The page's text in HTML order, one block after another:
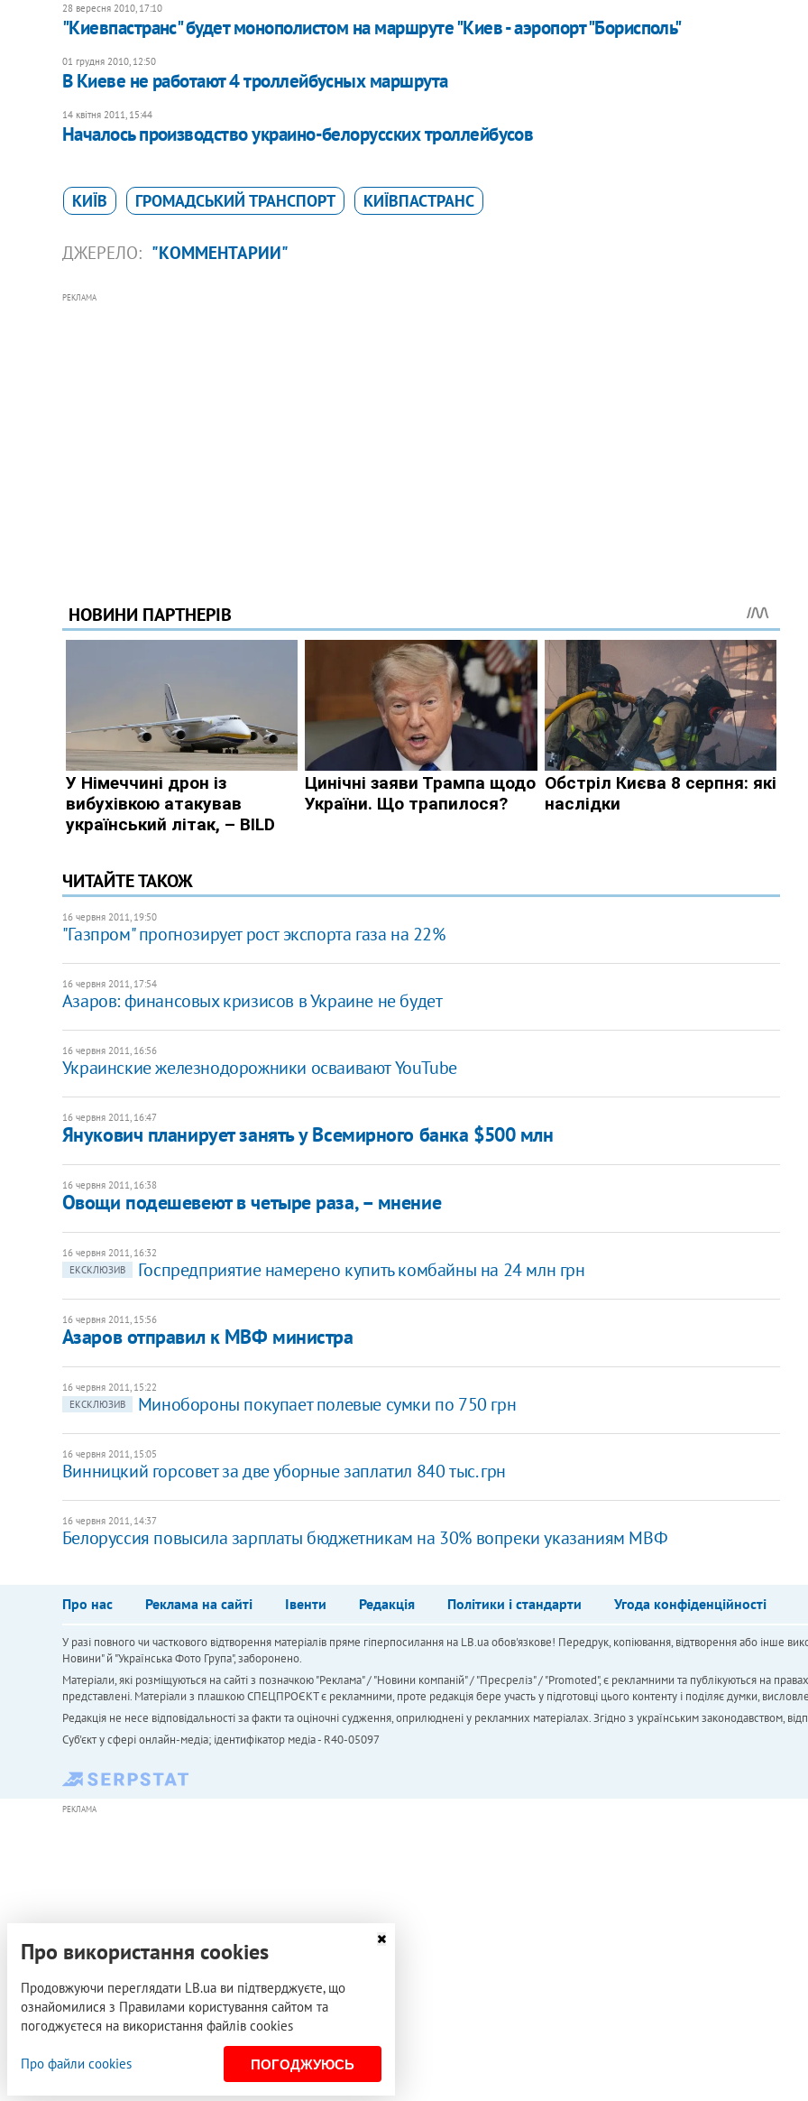
28 вересня 2010, 17:10
"Киевпастранс" будет монополистом на маршруте "Киев - аэропорт "Борисполь"
01 грудня 2010, 12:50
В Киеве не работают 4 троллейбусных маршрута
14 квітня 2011, 15:44
​Началось производство украино-белорусских троллейбусов
КИЇВ ГРОМАДСЬКИЙ ТРАНСПОРТ КИЇВПАСТРАНС
ДЖЕРЕЛО: "КОММЕНТАРИИ"
РЕКЛАМА
ЧИТАЙТЕ ТАКОЖ
16 червня 2011, 19:50
"Газпром" прогнозирует рост экспорта газа на 22%
16 червня 2011, 17:54
Азаров: финансовых кризисов в Украине не будет ​
16 червня 2011, 16:56
Украинские железнодорожники осваивают YouTube
16 червня 2011, 16:47
Янукович планирует занять у Всемирного банка $500 млн
16 червня 2011, 16:38
​Овощи подешевеют в четыре раза, – мнение
16 червня 2011, 16:32
ЕКСКЛЮЗИВ
​Госпредприятие намерено купить комбайны на 24 млн грн
16 червня 2011, 15:56
Азаров отправил к МВФ министра
16 червня 2011, 15:22
ЕКСКЛЮЗИВ
​Минобороны покупает полевые сумки по 750 грн
16 червня 2011, 15:05
​Винницкий горсовет за две уборные заплатил 840 тыс. грн
16 червня 2011, 14:37
​Белоруссия повысила зарплаты бюджетникам на 30% вопреки указаниям МВФ
Про нас Реклама на сайті Івенти Редакція Політики і стандарти Угода конфіденційності
У разі повного чи часткового відтворення матеріалів пряме гіперпосилання на LB.ua обов'язкове! Передрук, копіювання, відтворення або інше
Новини" й "Українська Фото Група", заборонено.
Матеріали, які розміщуються на сайті з позначкою "Реклама" / "Новини компаній" / "Пресреліз" / "Promoted", є рекламними та публікуються на
представлені. Матеріали з плашкою СПЕЦПРОЄКТ є рекламними, проте редакція бере участь у підготовці цього контенту і поділяє думки,
Редакція не несе відповідальності за факти та оціночні судження, оприлюднені у рекламних матеріалах. Згідно з українським законодавством,
Cуб'єкт у сфері онлайн-медіа; ідентифікатор медіа - R40-05097
РЕКЛАМА
Про використання cookies
Продовжуючи переглядати LB.ua ви підтверджуєте, що
ознайомилися з Правилами користування сайтом та
погоджуєтеся на використання файлів cookies
Про файли cookies ПОГОДЖУЮСЬ